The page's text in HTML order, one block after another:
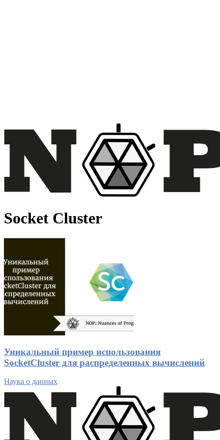
Socket Cluster
Уникальный пример использования
SocketCluster для распределенных вычислений
Наука о данных